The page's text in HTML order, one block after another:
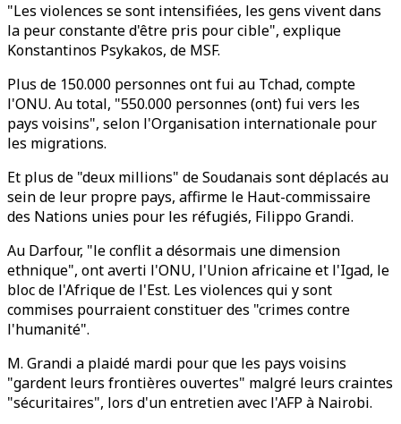
"Les violences se sont intensifiées, les gens vivent dans
la peur constante d'être pris pour cible", explique
Konstantinos Psykakos, de MSF.
Plus de 150.000 personnes ont fui au Tchad, compte
l'ONU. Au total, "550.000 personnes (ont) fui vers les
pays voisins", selon l'Organisation internationale pour
les migrations.
Et plus de "deux millions" de Soudanais sont déplacés au
sein de leur propre pays, affirme le Haut-commissaire
des Nations unies pour les réfugiés, Filippo Grandi.
Au Darfour, "le conflit a désormais une dimension
ethnique", ont averti l'ONU, l'Union africaine et l'Igad, le
bloc de l'Afrique de l'Est. Les violences qui y sont
commises pourraient constituer des "crimes contre
l'humanité".
M. Grandi a plaidé mardi pour que les pays voisins
"gardent leurs frontières ouvertes" malgré leurs craintes
"sécuritaires", lors d'un entretien avec l'AFP à Nairobi.